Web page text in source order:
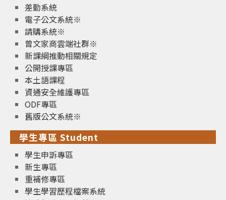
差勤系統
電子公文系統※
請購系統※
曾文家商雲端社群※
新課綱推動相關規定
公開授課專區
本土語課程
資通安全維護專區
ODF專區
舊版公文系統※
學生專區 Student
學生申訴專區
新生專區
重補修專區
學生學習歷程檔案系統